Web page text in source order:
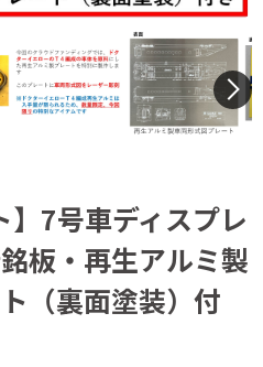
】7号車ディスプレ
板・再生アルミ製
（裏面塗装）付